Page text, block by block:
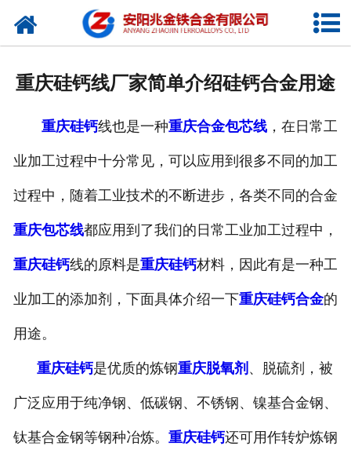
网站首页
视频中心
联系我们
重庆硅钙线厂家简单介绍硅钙合金用途
重庆硅钙线也是一种重庆合金包芯线，在日常工
业加工过程中十分常见，可以应用到很多不同的加工
过程中，随着工业技术的不断进步，各类不同的合金
重庆包芯线都应用到了我们的日常工业加工过程中，
重庆硅钙线的原料是重庆硅钙材料，因此有是一种工
业加工的添加剂，下面具体介绍一下重庆硅钙合金的
用途。
重庆硅钙是优质的炼钢重庆脱氧剂 、脱硫剂，被
广泛应用于纯净钢、低碳钢、不锈钢、镍基合金钢、
钛基合金钢等钢种冶炼。 重庆硅钙还可用作转炉炼钢